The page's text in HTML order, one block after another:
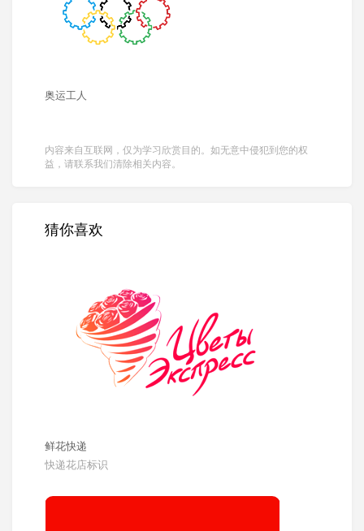
奥运工人
内容来自互联网，仅为学习欣赏目的。如无意中侵犯到您的权
益，请联系我们清除相关内容。
猜你喜欢
鲜花快递
快递花店标识